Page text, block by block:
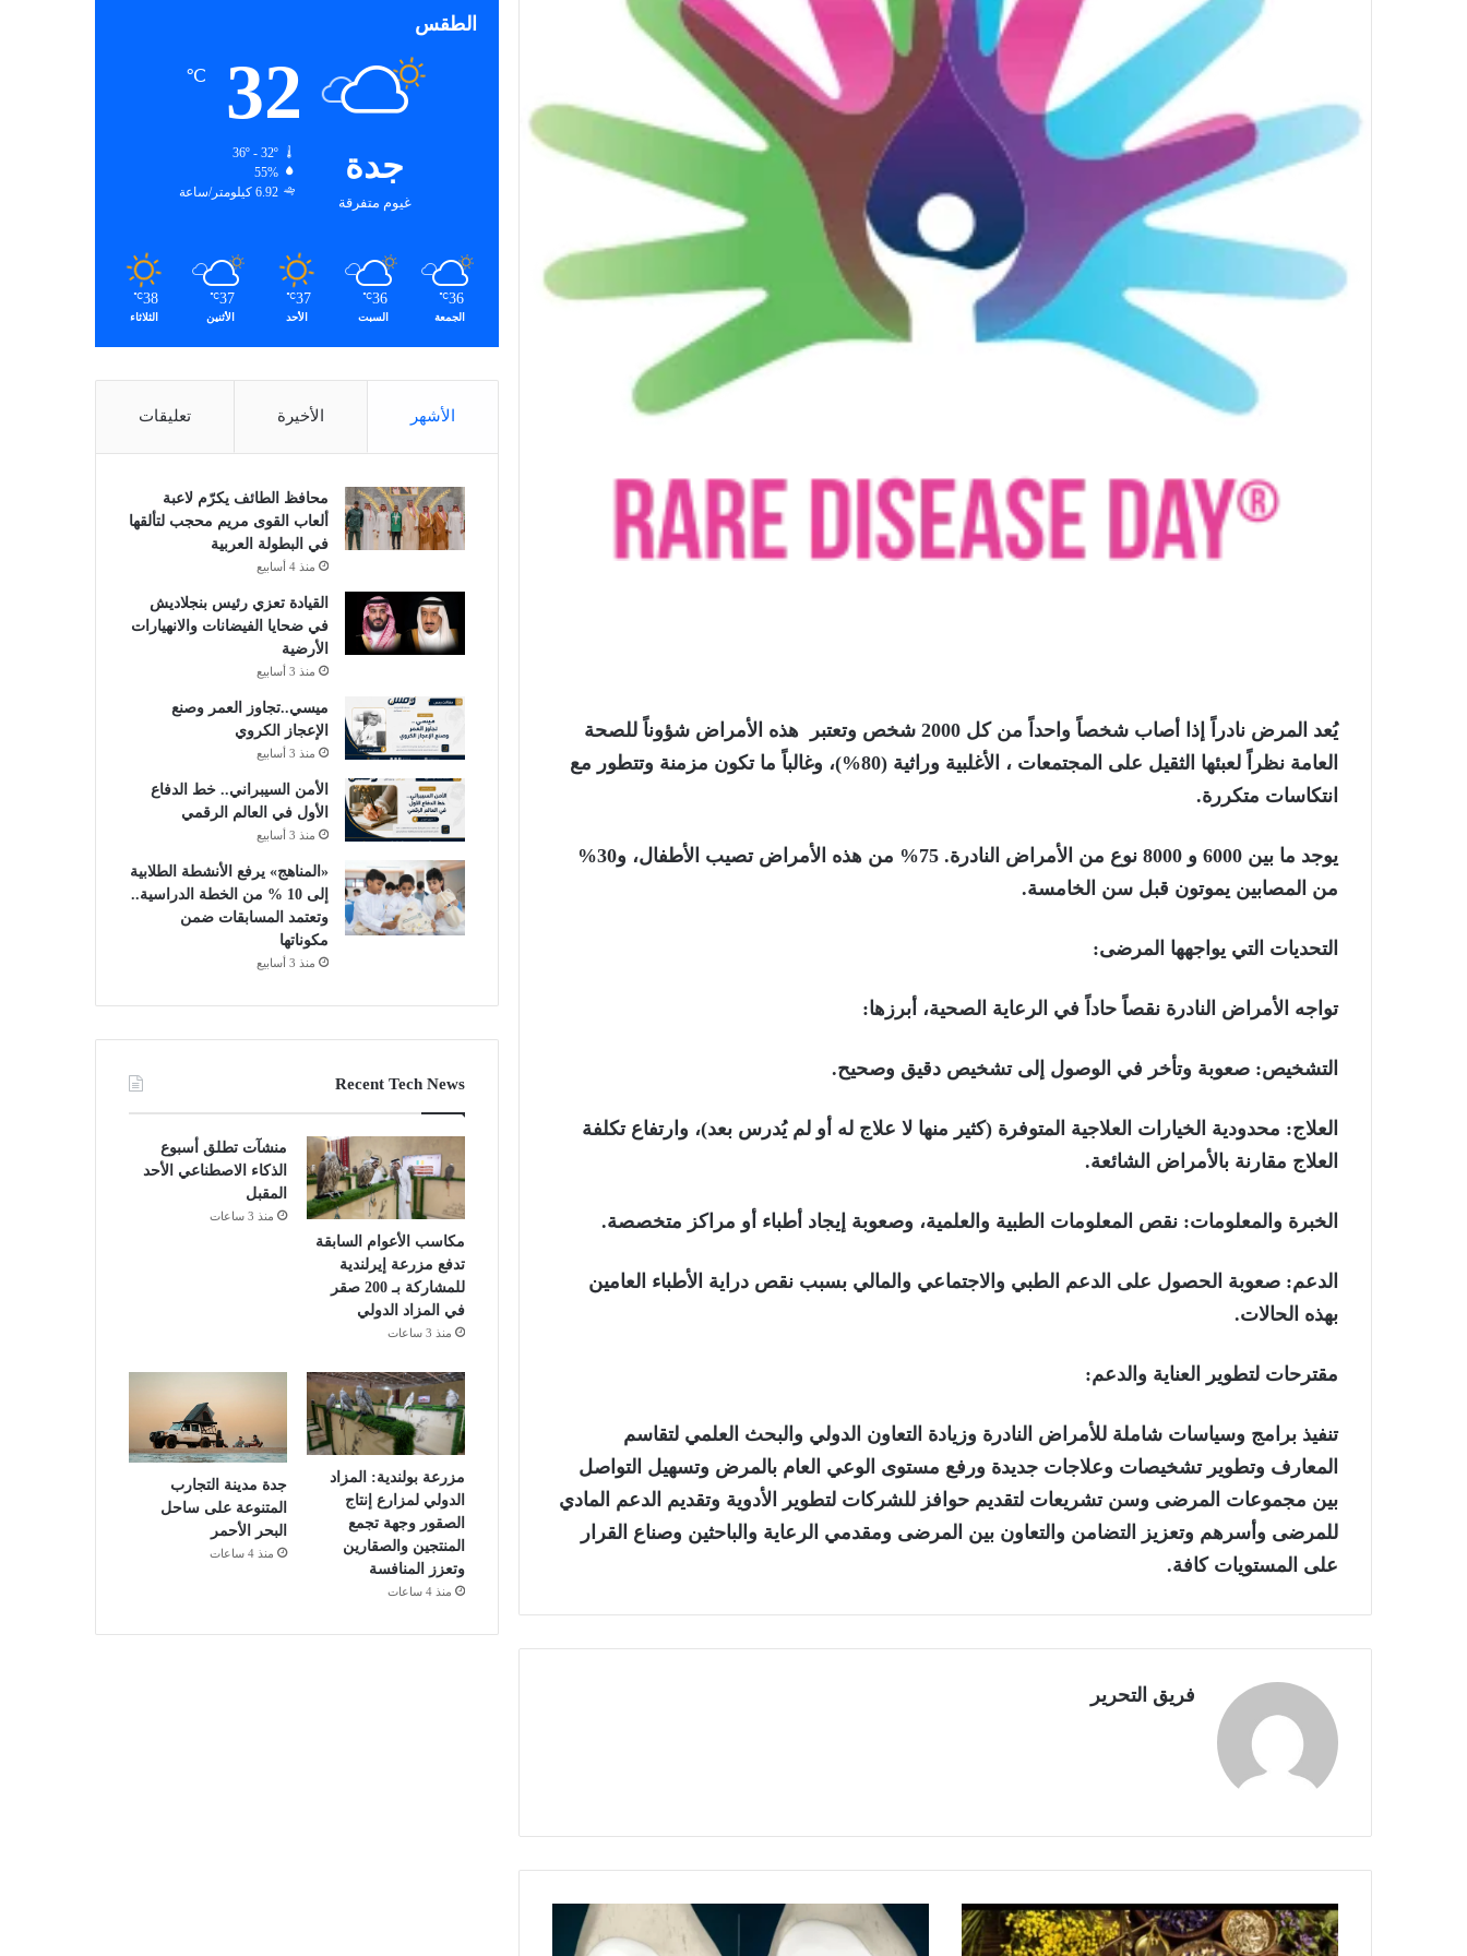
يُعد المرض نادراً إذا أصاب شخصاً واحداً من كل 2000 شخص وتعتبر هذه الأمراض شؤوناً للصحة
العامة نظراً لعبئها الثقيل على المجتمعات ، الأغلبية وراثية (80%)، وغالباً ما تكون مزمنة وتتطور مع
انتكاسات متكررة.
يوجد ما بين 6000 و 8000 نوع من الأمراض النادرة. 75% من هذه الأمراض تصيب الأطفال، و30%
من المصابين يموتون قبل سن الخامسة.
التحديات التي يواجهها المرضى:
تواجه الأمراض النادرة نقصاً حاداً في الرعاية الصحية، أبرزها:
التشخيص: صعوبة وتأخر في الوصول إلى تشخيص دقيق وصحيح.
العلاج: محدودية الخيارات العلاجية المتوفرة (كثير منها لا علاج له أو لم يُدرس بعد)، وارتفاع تكلفة
العلاج مقارنة بالأمراض الشائعة.
الخبرة والمعلومات: نقص المعلومات الطبية والعلمية، وصعوبة إيجاد أطباء أو مراكز متخصصة.
الدعم: صعوبة الحصول على الدعم الطبي والاجتماعي والمالي بسبب نقص دراية الأطباء العامين
بهذه الحالات.
مقترحات لتطوير العناية والدعم:
تنفيذ برامج وسياسات شاملة للأمراض النادرة وزيادة التعاون الدولي والبحث العلمي لتقاسم
المعارف وتطوير تشخيصات وعلاجات جديدة ورفع مستوى الوعي العام بالمرض وتسهيل التواصل
بين مجموعات المرضى وسن تشريعات لتقديم حوافز للشركات لتطوير الأدوية وتقديم الدعم المادي
للمرضى وأسرهم وتعزيز التضامن والتعاون بين المرضى ومقدمي الرعاية والباحثين وصناع القرار
على المستويات كافة.
فريق التحرير
ط
ب
الطقس
جدة
غيوم متفرقة
32
℃
36º - 32º
55%
6.92 كيلومتر/ساعة
36
℃
الجمعة
36
℃
السبت
37
℃
الأحد
37
℃
الأثنين
38
℃
الثلاثاء
الأشهر الأخيرة تعليقات
محافظ الطائف يكرّم لاعبة
ألعاب القوى مريم محجب لتألقها
في البطولة العربية
منذ 4 أسابيع
القيادة تعزي رئيس بنجلاديش
في ضحايا الفيضانات والانهيارات
الأرضية
منذ 3 أسابيع
ميسي..تجاوز العمر وصنع
الإعجاز الكروي
منذ 3 أسابيع
الأمن السيبراني.. خط الدفاع
الأول في العالم الرقمي
منذ 3 أسابيع
«المناهج» يرفع الأنشطة الطلابية
إلى 10 % من الخطة الدراسية..
وتعتمد المسابقات ضمن
مكوناتها
منذ 3 أسابيع
Recent Tech News
مكاسب الأعوام السابقة
تدفع مزرعة إيرلندية
للمشاركة بـ 200 صقر
في المزاد الدولي
منذ 3 ساعات
منشآت تطلق أسبوع
الذكاء الاصطناعي الأحد
المقبل
منذ 3 ساعات
مزرعة بولندية: المزاد
الدولي لمزارع إنتاج
الصقور وجهة تجمع
المنتجين والصقارين
وتعزز المنافسة
منذ 4 ساعات
جدة مدينة التجارب
المتنوعة على ساحل
البحر الأحمر
منذ 4 ساعات